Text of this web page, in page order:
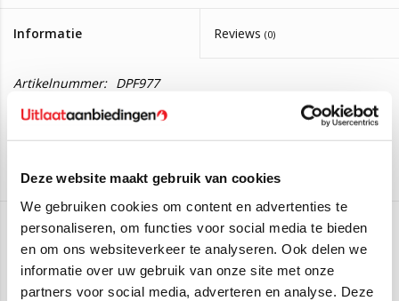
Deze website maakt gebruik van cookies
We gebruiken cookies om content en advertenties te
personaliseren, om functies voor social media te bieden
en om ons websiteverkeer te analyseren. Ook delen we
informatie over uw gebruik van onze site met onze
partners voor social media, adverteren en analyse. Deze
Informatie Reviews (0)
Artikelnummer: DPF977
Levertijd:
Op voorraad, bestel voor 14:00 zelfde dag
verzonden
Peugeot 208/2008/301
Montagesetje leveren wij er gratis bij mee.
Deze roetfilter is geschikt voor de volgende auto's:
EEC
Aan verlanglijst toevoegen Toevoegen om te vergelijken / Afdrukken